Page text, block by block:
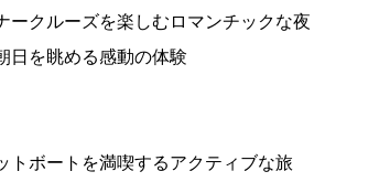
ークルーズを楽しむロマンチックな夜
日を眺める感動の体験
トボートを満喫するアクティブな旅